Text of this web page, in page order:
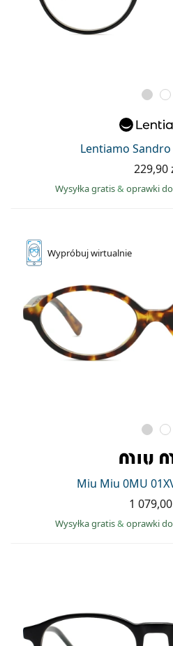
Lentiamo
229,90
Wysyłka gratis& oprawki
Wypróbujwirtualnie
Miu Miu 0MU
1 079,00
Wysyłka gratis& oprawki